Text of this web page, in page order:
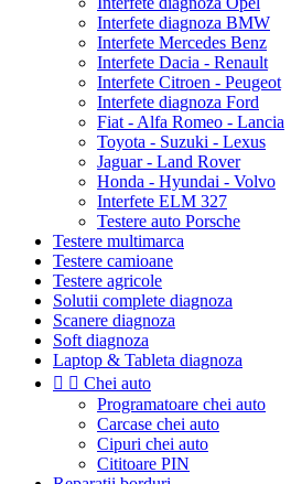
Interfete diagnoza BMW
Interfete Mercedes Benz
Interfete Dacia - Renault
Interfete Citroen - Peugeot
Interfete diagnoza Ford
Fiat - Alfa Romeo - Lancia
Toyota - Suzuki - Lexus
Jaguar - Land Rover
Honda - Hyundai - Volvo
Interfete ELM 327
Testere auto Porsche
Testere multimarca
Testere camioane
Testere agricole
Solutii complete diagnoza
Scanere diagnoza
Soft diagnoza
Laptop & Tableta diagnoza
  Chei auto
Programatoare chei auto
Carcase chei auto
Cipuri chei auto
Cititoare PIN